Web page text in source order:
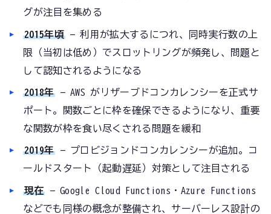
グが注目を集める
2015年頃— 利用が拡大するにつれ、同時実行数の上
限（当初は低め）でスロットリングが頻発し、問題と
して認知されるようになる
2018年 — AWS がリザーブドコンカレンシーを正式サ
ポート。関数ごとに枠を確保できるようになり、重要
な関数が枠を食い尽くされる問題を緩和
2019年 — プロビジョンドコンカレンシーが追加。コ
ールドスタート（起動遅延）対策として注目される
現在 — Google Cloud Functions・Azure Functions
などでも同様の概念が整備され、サーバーレス設計の